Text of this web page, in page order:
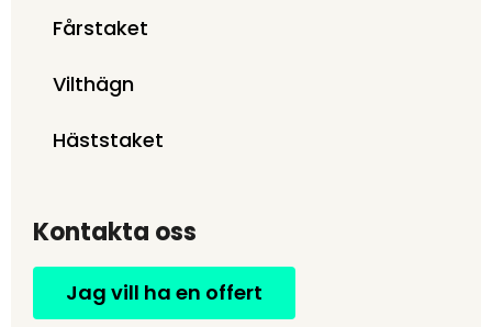
Fårstaket
Vilthägn
Häststaket
Kontakta oss
Jag vill ha en offert